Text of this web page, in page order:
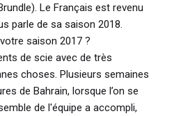
Le Français est revenu
parle de sa saison 2018.
saison 2017 ?
de scie avec de très
choses. Plusieurs semaines
de Bahrain, lorsque l’on se
de l'équipe a accompli,